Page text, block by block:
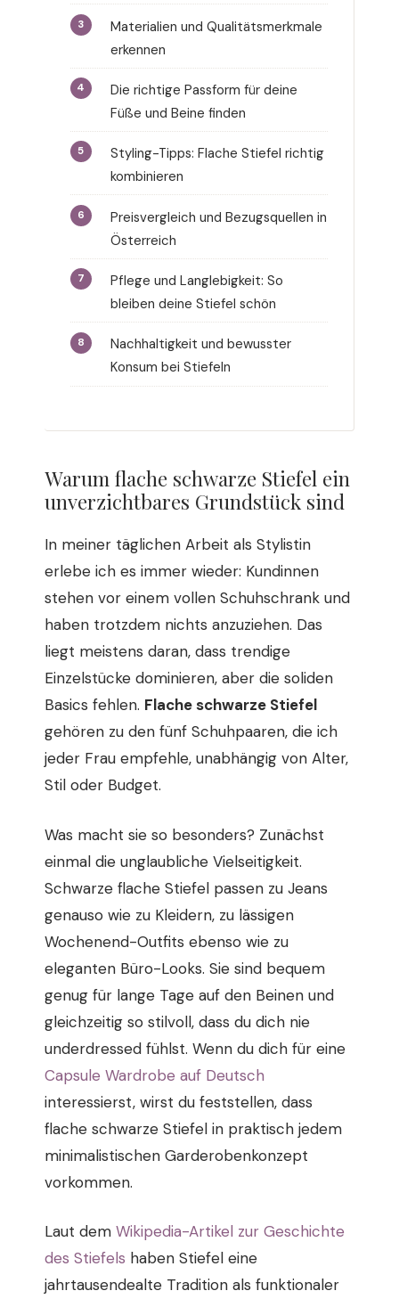
Materialien und Qualitätsmerkmale
erkennen
Die richtige Passform für deine
Füße und Beine finden
Styling-Tipps: Flache Stiefel richtig
kombinieren
Preisvergleich und Bezugsquellen in
Österreich
Pflege und Langlebigkeit: So
bleiben deine Stiefel schön
Nachhaltigkeit und bewusster
Konsum bei Stiefeln
Warum flache schwarze Stiefel ein
unverzichtbares Grundstück sind
In meiner täglichen Arbeit als Stylistin
erlebe ich es immer wieder: Kundinnen
stehen vor einem vollen Schuhschrank und
haben trotzdem nichts anzuziehen. Das
liegt meistens daran, dass trendige
Einzelstücke dominieren, aber die soliden
Basics fehlen. Flache schwarze Stiefel
gehören zu den fünf Schuhpaaren, die ich
jeder Frau empfehle, unabhängig von Alter,
Stil oder Budget.
Was macht sie so besonders? Zunächst
einmal die unglaubliche Vielseitigkeit.
Schwarze flache Stiefel passen zu Jeans
genauso wie zu Kleidern, zu lässigen
Wochenend-Outfits ebenso wie zu
eleganten Büro-Looks. Sie sind bequem
genug für lange Tage auf den Beinen und
gleichzeitig so stilvoll, dass du dich nie
underdressed fühlst. Wenn du dich für eine
Capsule Wardrobe auf Deutsch
interessierst, wirst du feststellen, dass
flache schwarze Stiefel in praktisch jedem
minimalistischen Garderobenkonzept
vorkommen.
Laut dem Wikipedia-Artikel zur Geschichte
des Stiefels haben Stiefel eine
jahrtausendealte Tradition als funktionaler